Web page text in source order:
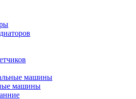
машины
машины